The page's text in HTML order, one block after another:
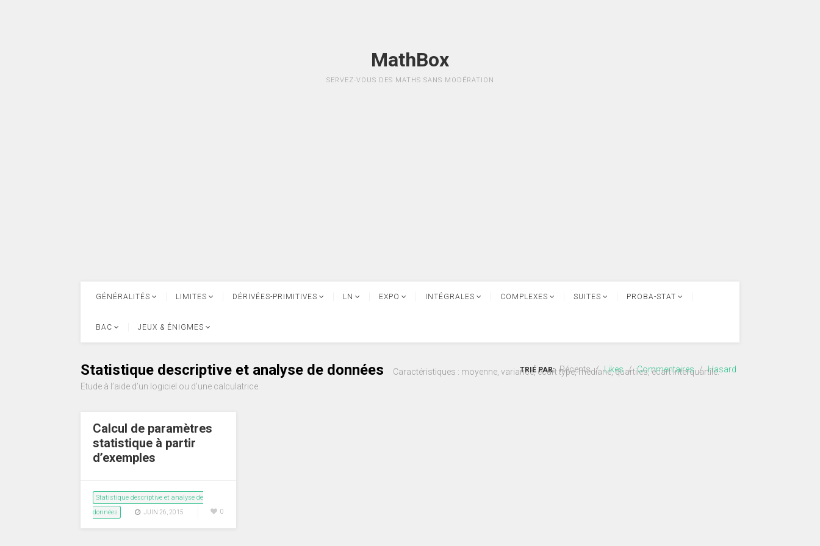
MathBox
SERVEZ-VOUS DES MATHS SANS MODÉRATION
GÉNÉRALITÉS LIMITES DÉRIVÉES-PRIMITIVES LN EXPO INTÉGRALES COMPLEXES SUITES PROBA-STAT
BAC JEUX & ÉNIGMES
Statistique descriptive et analyse de données
Caractéristiques : moyenne, variance, écart type, médiane, quartiles, écart interquartile.
Etude à l’aide d’un logiciel ou d’une calculatrice.
TRIÉ PAR: Récents / Likes / Commentaires / Hasard
Calcul de paramètres
statistique à partir
d’exemples
Statistique descriptive et analyse de
données
JUIN 26, 2015 0